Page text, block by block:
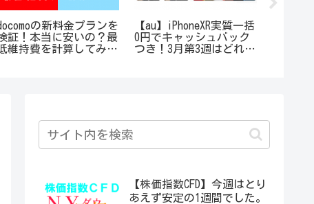
の新料金プランを
証！本当に安いの？最
維持費を計算してみ
【au】iPhoneXR実質一括
0円でキャッシュバック
つき！3月第3週はどれが
【株価指数CFD】今週はとり
あえず安定の1週間でした。